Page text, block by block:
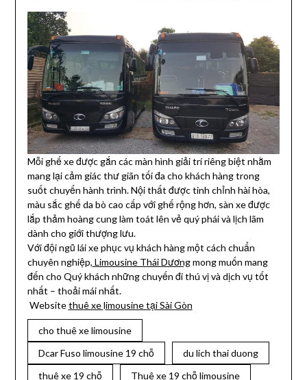
Mỗi ghế xe được gắn các màn hình giải trí riêng biệt nhằm
mang lại cảm giác thư giãn tối đa cho khách hàng trong
suốt chuyến hành trình. Nội thất được tinh chỉnh hài hòa,
màu sắc ghế da bò cao cấp với ghế rộng hơn, sàn xe được
lắp thảm hoàng cung làm toát lên vẻ quý phái và lịch lãm
dành cho giới thượng lưu.
Với đội ngũ lái xe phục vụ khách hàng một cách chuẩn
chuyên nghiệp, Limousine Thái Dươngmong muốn mang
đến cho Quý khách những chuyến đi thú vị và dịch vụ tốt
nhất – thoải mái nhất.
Websitethuê xelimousine tại Sài Gòn
cho thuê xe limousine
Dcar Fuso limousine 19 chỗ
du lich thai duong
thuê xe 19 chỗ
Thuê xe 19 chỗ limousine